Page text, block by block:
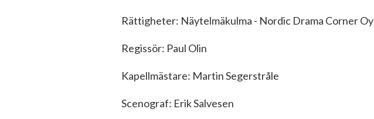
Rättigheter: Näytelmäkulma - Nordic Drama Corner Oy
Regissör: Paul Olin
Kapellmästare: Martin Segerstråle
Scenograf: Erik Salvesen